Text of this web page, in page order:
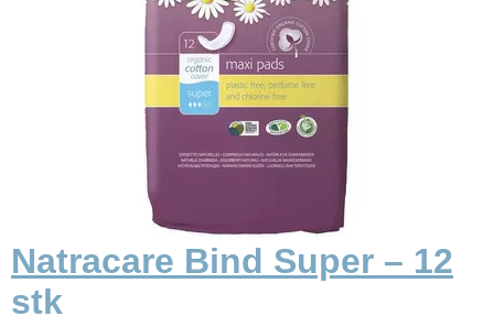
Natracare Bind Super – 12
stk